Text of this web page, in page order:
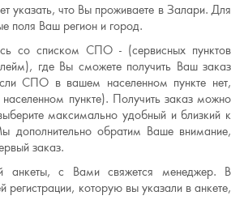
указать, что Вы проживаете в Залари. Для
поля Ваш регион и город.
со списком СПО - (сервисных пунктов
где Вы сможете получить Ваш заказ
СПО в вашем населенном пункте нет,
пункте). Получить заказ можно
максимально удобный и близкий к
дополнительно обратим Ваше внимание,
заказ.
анкеты, с Вами свяжется менеджер. В
регистрации, которую вы указали в анкете,